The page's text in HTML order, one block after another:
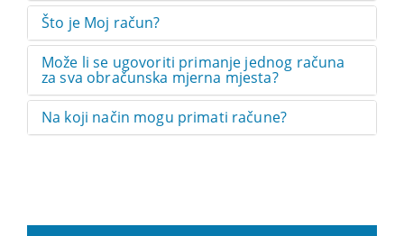
Što je Moj račun?
Može li se ugovoriti primanje jednog računa
za sva obračunska mjerna mjesta?
Na koji način mogu primati račune?